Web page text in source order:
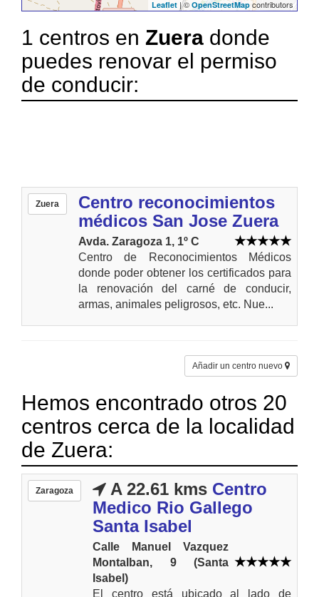
Leaflet | © OpenStreetMapcontributors
1 centros en Zuera donde
puedes renovar el permiso
de conducir:
Zuera
Centro reconocimientos
médicos San Jose Zuera
Avda. Zaragoza 1, 1º C
Centro de Reconocimientos Médicos
donde poder obtener los certificados para
la renovación del carné de conducir,
armas, animales peligrosos, etc. Nue...
Añadir un centro nuevo
Hemos encontrado otros 20
centros cerca de la localidad
de Zuera:
Zaragoza A 22.61 kms Centro
Medico Rio Gallego
Santa Isabel
Calle Manuel Vazquez
Montalban, 9 (Santa
Isabel)
El centro está ubicado al lado de